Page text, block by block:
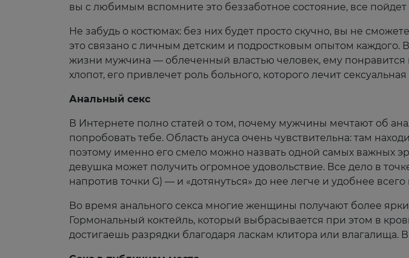
вы с любимым вспомните это беззаботное состояние, все пойдет
Не забудь о костюмах: без них будет просто скучно, вы не
это связано с личным детским и подростковым опытом
жизни мужчина — облеченный властью человек, ему понравится
хлопот, его привлечет роль больного, которого лечит
Анальный секс
В Интернете полно статей о том, почему мужчины мечтают об
попробовать тебе. Область ануса очень чувствительна: там
поэтому именно его смело можно назвать одной самых важных
девушка может получить огромное удовольствие. Все дело в
напротив точки G) — и «дотянуться» до нее легче и удобнее
Во время анального секса многие женщины получают более
Гормональный коктейль, который выбрасывается при этом в
достигаешь разрядки благодаря ласкам клитора или